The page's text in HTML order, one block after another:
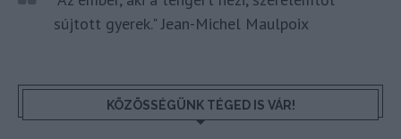
sújtott gyerek." Jean-Michel Maulpoix
KÖZÖSSÉGÜNK TÉGED IS VÁR!